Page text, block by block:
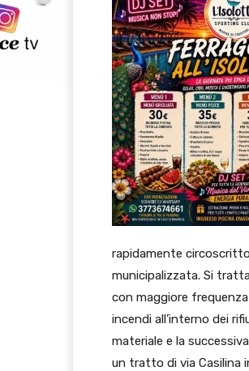
rapidamente
municipalizzata. Si
con maggiore
incendi all’interno dei
materiale e la
un tratto di via Casilina